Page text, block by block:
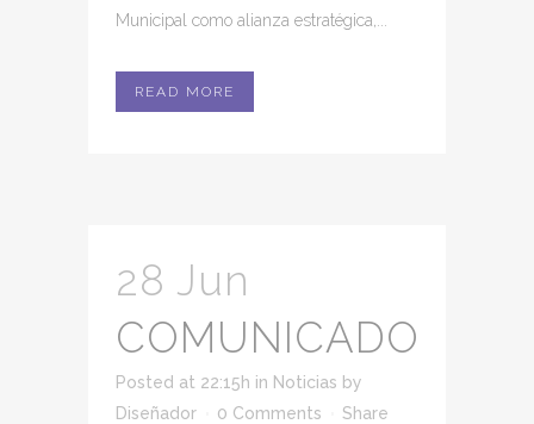
Municipal como alianza estratégica,...
READ MORE
28 Jun
COMUNICADO
Posted at 22:15h in Noticias by
Diseñador
0 Comments Share